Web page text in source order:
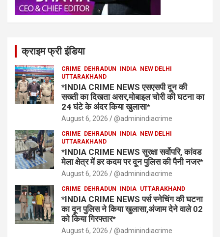
क्राइम फ्री इंडिया
CRIME DEHRADUN INDIA
NEW DELHI
UTTARAKHAND
*INDIA CRIME NEWS एसएसपी दून की
सख्ती का दिखता असर,मोबाइल चोरी की घटना का
24 घंटे के अंदर किया खुलासा*
August 6, 2026 @adminindiacrime
CRIME DEHRADUN INDIA
NEW DELHI
UTTARAKHAND
*INDIA CRIME NEWS सुरक्षा सर्वोपरि, कांवड
मेला क्षेत्र में हर कदम पर दून पुलिस की पैनी नजर*
August 6, 2026 @adminindiacrime
CRIME DEHRADUN INDIA UTTARAKHAND
*INDIA CRIME NEWS पर्स स्नेचिंग की घटना
का दून पुलिस ने किया खुलासा,अंजाम देने वाले 02
को किया गिरफ्तार*
August 6, 2026 @adminindiacrime